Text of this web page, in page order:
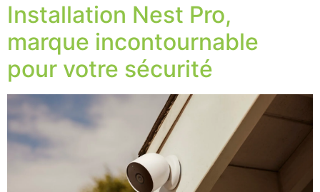
Installation Nest Pro,
marque incontournable
pour votre sécurité